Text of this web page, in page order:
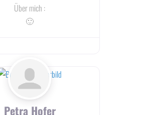
Über mich :
🙂
Petra Hofer